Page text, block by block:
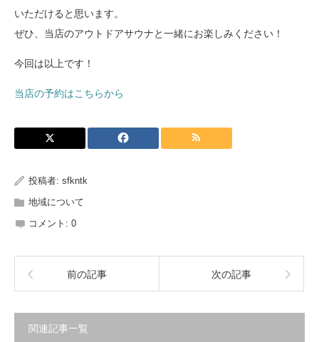
いただけると思います。
ぜひ、当店のアウトドアサウナと一緒にお楽しみください！
今回は以上です！
当店の予約はこちらから
投稿者: sfkntk
地域について
コメント: 0
前の記事 次の記事
関連記事一覧